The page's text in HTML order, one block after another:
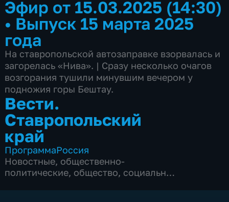
Эфир от 15.03.2025 (14:30)
• Выпуск 15 марта 2025
года
На ставропольской автозаправке взорвалась и
загорелась «Нива». | Сразу несколько очагов
возгорания тушили минувшим вечером у
подножия горы Бештау.
Вести.
Ставропольский
край
ПрограммаРоссия
Новостные, общественно-
политические, общество, социально-